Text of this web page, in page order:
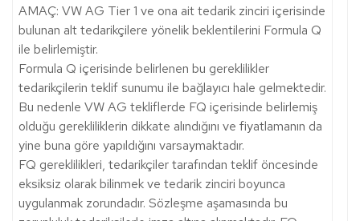
AMAÇ: VW AG Tier 1 ve ona ait tedarik zinciri içerisinde
bulunan alt tedarikçilere yönelik beklentilerini Formula Q
ile belirlemiştir.
Formula Q içerisinde belirlenen bu gereklilikler
tedarikçilerin teklif sunumu ile bağlayıcı hale gelmektedir.
Bu nedenle VW AG tekliflerde FQ içerisinde belirlemiş
olduğu gerekliliklerin dikkate alındığını ve fiyatlamanın da
yine buna göre yapıldığını varsaymaktadır.
FQ gereklilikleri, tedarikçiler tarafından teklif öncesinde
eksiksiz olarak bilinmek ve tedarik zinciri boyunca
uygulanmak zorundadır. Sözleşme aşamasında bu